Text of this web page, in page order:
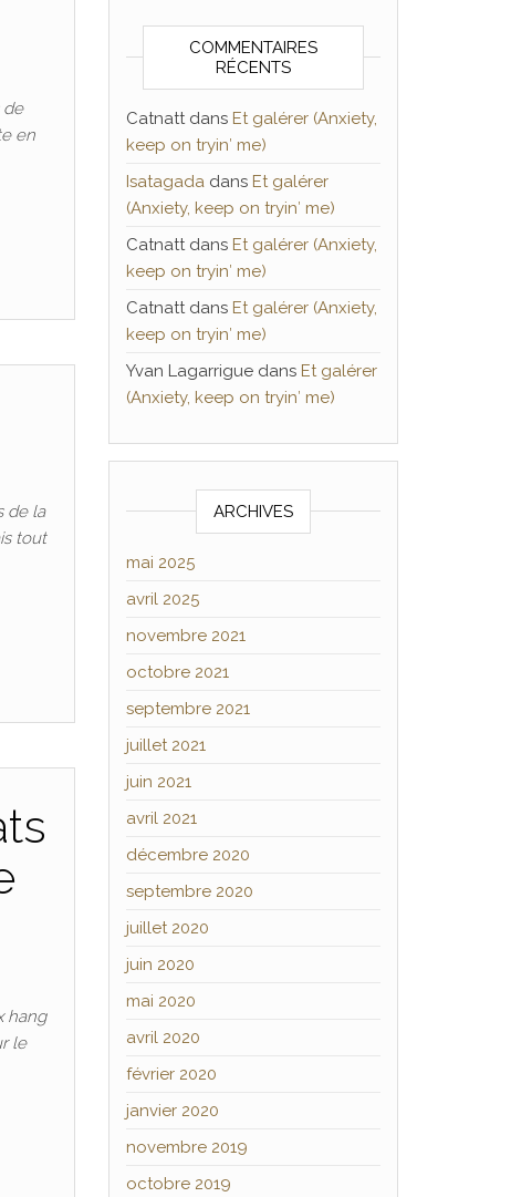
de
en
de la
tout
hang
le
COMMENTAIRES
RÉCENTS
Catnattdans Et galérer (Anxiety,
keep on tryin′ me)
Isatagadadans Et galérer
(Anxiety, keep on tryin′ me)
Catnattdans Et galérer (Anxiety,
keep on tryin′ me)
Catnattdans Et galérer (Anxiety,
keep on tryin′ me)
Yvan Lagarriguedans Et galérer
(Anxiety, keep on tryin′ me)
ARCHIVES
mai 2025
avril 2025
novembre 2021
octobre 2021
septembre 2021
juillet 2021
juin 2021
avril 2021
décembre 2020
septembre 2020
juillet 2020
juin 2020
mai 2020
avril 2020
février 2020
janvier 2020
novembre 2019
octobre 2019